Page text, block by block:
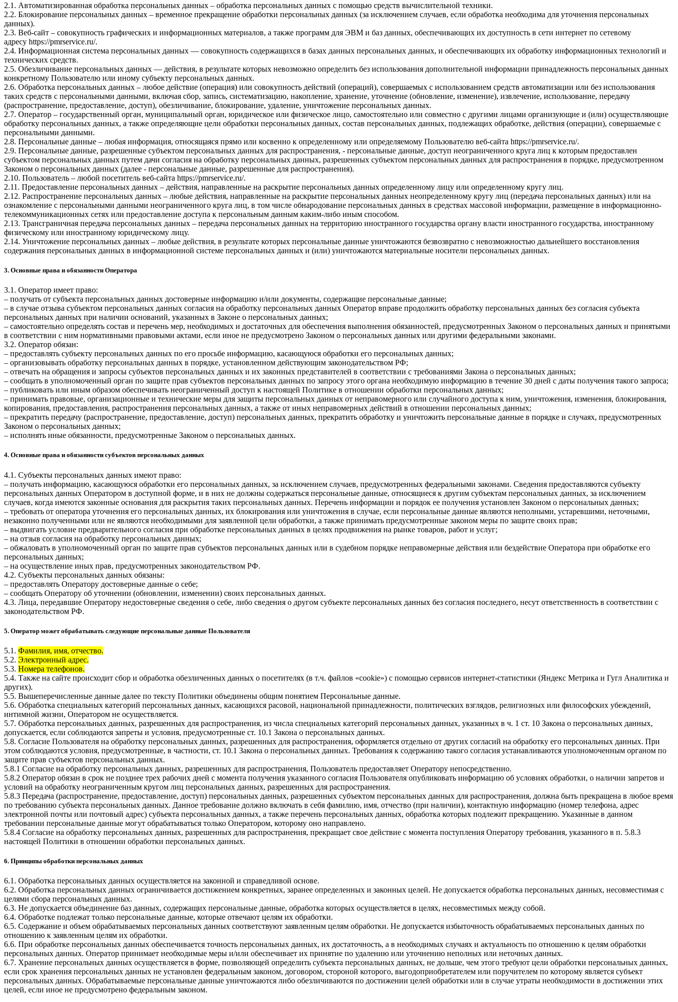
2.1. Автоматизированная обработка персональных данных – обработка персональных данных с помощью средств вычислительной техники.
2.2. Блокирование персональных данных – временное прекращение обработки персональных данных (за исключением случаев, если обработка необходима для уточнения персональных
данных).
2.3. Веб-сайт – совокупность графических и информационных материалов, а также программ для ЭВМ и баз данных, обеспечивающих их доступность в сети интернет по сетевому
адресу https://pmrservice.ru/.
2.4. Информационная система персональных данных — совокупность содержащихся в базах данных персональных данных, и обеспечивающих их обработку информационных технологий и
технических средств.
2.5. Обезличивание персональных данных — действия, в результате которых невозможно определить без использования дополнительной информации принадлежность персональных данных
конкретному Пользователю или иному субъекту персональных данных.
2.6. Обработка персональных данных – любое действие (операция) или совокупность действий (операций), совершаемых с использованием средств автоматизации или без использования
таких средств с персональными данными, включая сбор, запись, систематизацию, накопление, хранение, уточнение (обновление, изменение), извлечение, использование, передачу
(распространение, предоставление, доступ), обезличивание, блокирование, удаление, уничтожение персональных данных.
2.7. Оператор – государственный орган, муниципальный орган, юридическое или физическое лицо, самостоятельно или совместно с другими лицами организующие и (или) осуществляющие
обработку персональных данных, а также определяющие цели обработки персональных данных, состав персональных данных, подлежащих обработке, действия (операции), совершаемые с
персональными данными.
2.8. Персональные данные – любая информация, относящаяся прямо или косвенно к определенному или определяемому Пользователю веб-сайта https://pmrservice.ru/.
2.9. Персональные данные, разрешенные субъектом персональных данных для распространения, - персональные данные, доступ неограниченного круга лиц к которым предоставлен
субъектом персональных данных путем дачи согласия на обработку персональных данных, разрешенных субъектом персональных данных для распространения в порядке, предусмотренном
Законом о персональных данных (далее - персональные данные, разрешенные для распространения).
2.10. Пользователь – любой посетитель веб-сайта https://pmrservice.ru/.
2.11. Предоставление персональных данных – действия, направленные на раскрытие персональных данных определенному лицу или определенному кругу лиц.
2.12. Распространение персональных данных – любые действия, направленные на раскрытие персональных данных неопределенному кругу лиц (передача персональных данных) или на
ознакомление с персональными данными неограниченного круга лиц, в том числе обнародование персональных данных в средствах массовой информации, размещение в информационно-
телекоммуникационных сетях или предоставление доступа к персональным данным каким-либо иным способом.
2.13. Трансграничная передача персональных данных – передача персональных данных на территорию иностранного государства органу власти иностранного государства, иностранному
физическому или иностранному юридическому лицу.
2.14. Уничтожение персональных данных – любые действия, в результате которых персональные данные уничтожаются безвозвратно с невозможностью дальнейшего восстановления
содержания персональных данных в информационной системе персональных данных и (или) уничтожаются материальные носители персональных данных.
3. Основные права и обязанности Оператора
3.1. Оператор имеет право:
– получать от субъекта персональных данных достоверные информацию и/или документы, содержащие персональные данные;
– в случае отзыва субъектом персональных данных согласия на обработку персональных данных Оператор вправе продолжить обработку персональных данных без согласия субъекта
персональных данных при наличии оснований, указанных в Законе о персональных данных;
– самостоятельно определять состав и перечень мер, необходимых и достаточных для обеспечения выполнения обязанностей, предусмотренных Законом о персональных данных и принятыми
в соответствии с ним нормативными правовыми актами, если иное не предусмотрено Законом о персональных данных или другими федеральными законами.
3.2. Оператор обязан:
– предоставлять субъекту персональных данных по его просьбе информацию, касающуюся обработки его персональных данных;
– организовывать обработку персональных данных в порядке, установленном действующим законодательством РФ;
– отвечать на обращения и запросы субъектов персональных данных и их законных представителей в соответствии с требованиями Закона о персональных данных;
– сообщать в уполномоченный орган по защите прав субъектов персональных данных по запросу этого органа необходимую информацию в течение 30 дней с даты получения такого запроса;
– публиковать или иным образом обеспечивать неограниченный доступ к настоящей Политике в отношении обработки персональных данных;
– принимать правовые, организационные и технические меры для защиты персональных данных от неправомерного или случайного доступа к ним, уничтожения, изменения, блокирования,
копирования, предоставления, распространения персональных данных, а также от иных неправомерных действий в отношении персональных данных;
– прекратить передачу (распространение, предоставление, доступ) персональных данных, прекратить обработку и уничтожить персональные данные в порядке и случаях, предусмотренных
Законом о персональных данных;
– исполнять иные обязанности, предусмотренные Законом о персональных данных.
4. Основные права и обязанности субъектов персональных данных
4.1. Субъекты персональных данных имеют право:
– получать информацию, касающуюся обработки его персональных данных, за исключением случаев, предусмотренных федеральными законами. Сведения предоставляются субъекту
персональных данных Оператором в доступной форме, и в них не должны содержаться персональные данные, относящиеся к другим субъектам персональных данных, за исключением
случаев, когда имеются законные основания для раскрытия таких персональных данных. Перечень информации и порядок ее получения установлен Законом о персональных данных;
– требовать от оператора уточнения его персональных данных, их блокирования или уничтожения в случае, если персональные данные являются неполными, устаревшими, неточными,
незаконно полученными или не являются необходимыми для заявленной цели обработки, а также принимать предусмотренные законом меры по защите своих прав;
– выдвигать условие предварительного согласия при обработке персональных данных в целях продвижения на рынке товаров, работ и услуг;
– на отзыв согласия на обработку персональных данных;
– обжаловать в уполномоченный орган по защите прав субъектов персональных данных или в судебном порядке неправомерные действия или бездействие Оператора при обработке его
персональных данных;
– на осуществление иных прав, предусмотренных законодательством РФ.
4.2. Субъекты персональных данных обязаны:
– предоставлять Оператору достоверные данные о себе;
– сообщать Оператору об уточнении (обновлении, изменении) своих персональных данных.
4.3. Лица, передавшие Оператору недостоверные сведения о себе, либо сведения о другом субъекте персональных данных без согласия последнего, несут ответственность в соответствии с
законодательством РФ.
5. Оператор может обрабатывать следующие персональные данные Пользователя
5.1. Фамилия, имя, отчество.
5.2. Электронный адрес.
5.3. Номера телефонов.
5.4. Также на сайте происходит сбор и обработка обезличенных данных о посетителях (в т.ч. файлов «cookie») с помощью сервисов интернет-статистики (Яндекс Метрика и Гугл Аналитика и
других).
5.5. Вышеперечисленные данные далее по тексту Политики объединены общим понятием Персональные данные.
5.6. Обработка специальных категорий персональных данных, касающихся расовой, национальной принадлежности, политических взглядов, религиозных или философских убеждений,
интимной жизни, Оператором не осуществляется.
5.7. Обработка персональных данных, разрешенных для распространения, из числа специальных категорий персональных данных, указанных в ч. 1 ст. 10 Закона о персональных данных,
допускается, если соблюдаются запреты и условия, предусмотренные ст. 10.1 Закона о персональных данных.
5.8. Согласие Пользователя на обработку персональных данных, разрешенных для распространения, оформляется отдельно от других согласий на обработку его персональных данных. При
этом соблюдаются условия, предусмотренные, в частности, ст. 10.1 Закона о персональных данных. Требования к содержанию такого согласия устанавливаются уполномоченным органом по
защите прав субъектов персональных данных.
5.8.1 Согласие на обработку персональных данных, разрешенных для распространения, Пользователь предоставляет Оператору непосредственно.
5.8.2 Оператор обязан в срок не позднее трех рабочих дней с момента получения указанного согласия Пользователя опубликовать информацию об условиях обработки, о наличии запретов и
условий на обработку неограниченным кругом лиц персональных данных, разрешенных для распространения.
5.8.3 Передача (распространение, предоставление, доступ) персональных данных, разрешенных субъектом персональных данных для распространения, должна быть прекращена в любое время
по требованию субъекта персональных данных. Данное требование должно включать в себя фамилию, имя, отчество (при наличии), контактную информацию (номер телефона, адрес
электронной почты или почтовый адрес) субъекта персональных данных, а также перечень персональных данных, обработка которых подлежит прекращению. Указанные в данном
требовании персональные данные могут обрабатываться только Оператором, которому оно направлено.
5.8.4 Согласие на обработку персональных данных, разрешенных для распространения, прекращает свое действие с момента поступления Оператору требования, указанного в п. 5.8.3
настоящей Политики в отношении обработки персональных данных.
6. Принципы обработки персональных данных
6.1. Обработка персональных данных осуществляется на законной и справедливой основе.
6.2. Обработка персональных данных ограничивается достижением конкретных, заранее определенных и законных целей. Не допускается обработка персональных данных, несовместимая с
целями сбора персональных данных.
6.3. Не допускается объединение баз данных, содержащих персональные данные, обработка которых осуществляется в целях, несовместимых между собой.
6.4. Обработке подлежат только персональные данные, которые отвечают целям их обработки.
6.5. Содержание и объем обрабатываемых персональных данных соответствуют заявленным целям обработки. Не допускается избыточность обрабатываемых персональных данных по
отношению к заявленным целям их обработки.
6.6. При обработке персональных данных обеспечивается точность персональных данных, их достаточность, а в необходимых случаях и актуальность по отношению к целям обработки
персональных данных. Оператор принимает необходимые меры и/или обеспечивает их принятие по удалению или уточнению неполных или неточных данных.
6.7. Хранение персональных данных осуществляется в форме, позволяющей определить субъекта персональных данных, не дольше, чем этого требуют цели обработки персональных данных,
если срок хранения персональных данных не установлен федеральным законом, договором, стороной которого, выгодоприобретателем или поручителем по которому является субъект
персональных данных. Обрабатываемые персональные данные уничтожаются либо обезличиваются по достижении целей обработки или в случае утраты необходимости в достижении этих
целей, если иное не предусмотрено федеральным законом.